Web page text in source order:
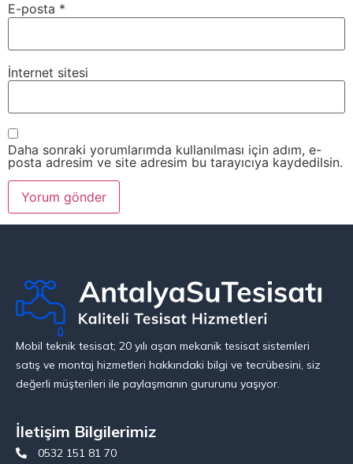
E-posta *
İnternet sitesi
Daha sonraki yorumlarımda kullanılması için adım, e-
posta adresim ve site adresim bu tarayıcıya kaydedilsin.
Mobil teknik tesisat; 20 yılı aşan mekanik tesisat sistemleri
satış ve montaj hizmetleri hakkındaki bilgi ve tecrübesini, siz
değerli müşterileri ile paylaşmanın gururunu yaşıyor.
İletişim Bilgilerimiz
0532 151 81 70